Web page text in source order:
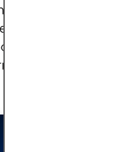
la
y disciplinada.
mercados
fértil para